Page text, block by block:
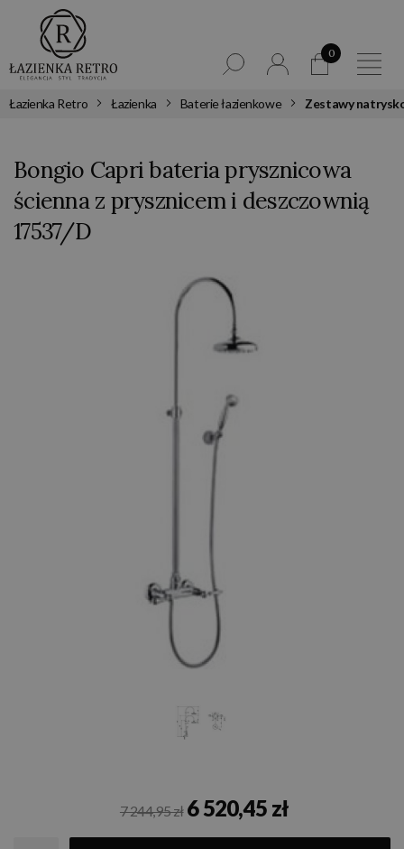
0
Łazienka Retro Łazienka Baterie łazienkowe Zestawy
Bongio Capri bateria prysznicowa
ścienna z prysznicem i deszczownią
17537/D
7 244,95 zł 6 520,45 zł